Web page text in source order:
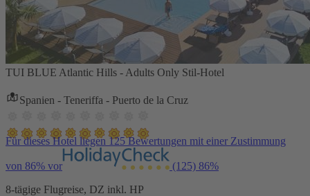
TUI BLUE Atlantic Hills - Adults Only Stil-Hotel
Spanien - Teneriffa - Puerto de la Cruz
Für dieses Hotel liegen 125 Bewertungen mit einer Zustimmung
von 86% vor (125) 86%
8-tägige Flugreise, DZ inkl. HP